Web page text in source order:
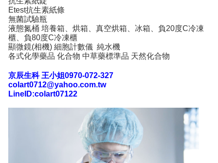
Etest抗生素紙條
無菌試驗瓶
液態氮桶 培養箱、烘箱、真空烘箱、冰箱、負20度C冷凍
櫃、負80度C冷凍櫃
顯微鏡(相機) 細胞計數儀 純水機
各式化學藥品 化合物 中草藥標準品 天然化合物
京辰生科 王小姐0970-072-327
colart0712@yahoo.com.tw
LineID:colart07122